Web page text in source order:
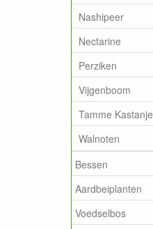
Nashipeer
Nectarine
Perziken
Vijgenboom
Tamme Kastanje
Walnoten
Bessen
Aardbeiplanten
Voedselbos